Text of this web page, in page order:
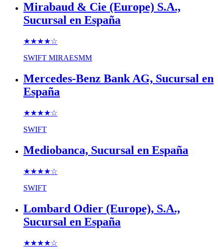
Mirabaud & Cie (Europe) S.A.,
Sucursal en España
★★★★☆
SWIFT MIRAESMM
Mercedes-Benz Bank AG, Sucursal en
España
★★★★☆
SWIFT
Mediobanca, Sucursal en España
★★★★☆
SWIFT
Lombard Odier (Europe), S.A.,
Sucursal en España
★★★★☆